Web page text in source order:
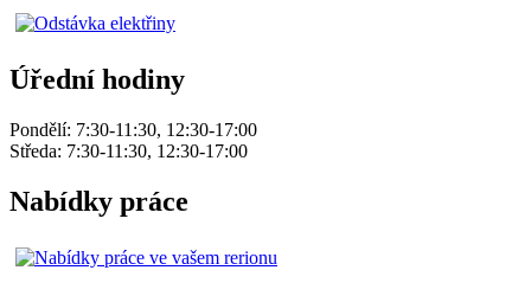
Úřední hodiny
Pondělí: 7:30-11:30, 12:30-17:00
Středa: 7:30-11:30, 12:30-17:00
Nabídky práce